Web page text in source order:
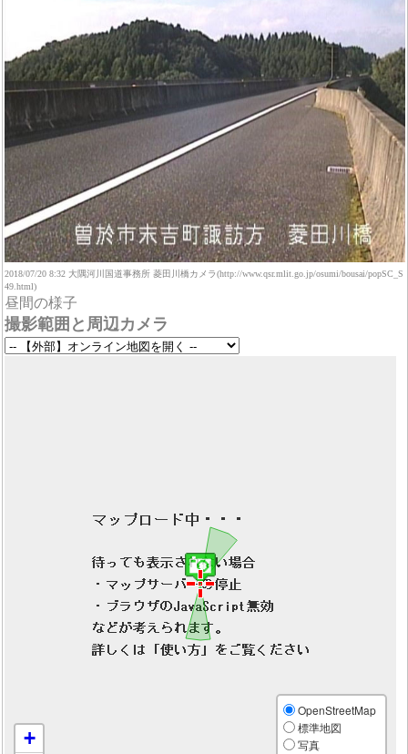
2018/07/20 8:32 大隅河川国道事務所 菱田川橋カメラ(http://www.qsr.mlit.go.jp/osumi/bousai/popSC_S
49.html)
昼間の様子
撮影範囲と周辺カメラ
+
OpenStreetMap
標準地図
写真